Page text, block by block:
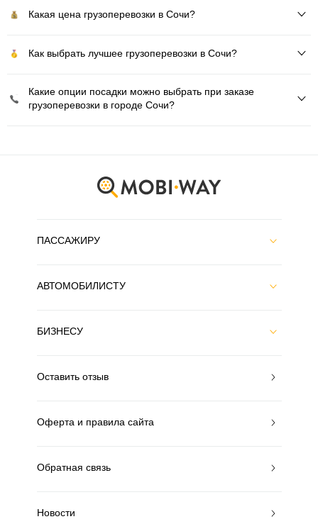
Какая цена грузоперевозки в Сочи?
Как выбрать лучшее грузоперевозки в Сочи?
Какие опции посадки можно выбрать при заказе
грузоперевозки в городе Сочи?
ПАССАЖИРУ
АВТОМОБИЛИСТУ
БИЗНЕСУ
Оставить отзыв
Оферта и правила сайта
Обратная связь
Новости